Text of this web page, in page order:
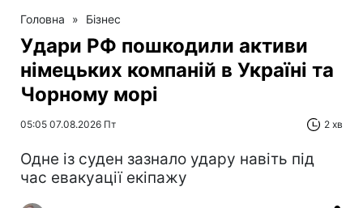
Головна » Бізнес
Удари РФ пошкодили активи
німецьких компаній в Україні та
Чорному морі
05:05 07.08.2026 Пт 2 хв
Одне із суден зазнало удару навіть під
час евакуації екіпажу